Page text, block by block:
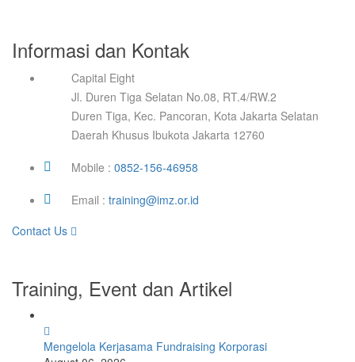
Informasi dan Kontak
Capital Eight
Jl. Duren Tiga Selatan No.08, RT.4/RW.2
Duren Tiga, Kec. Pancoran, Kota Jakarta Selatan
Daerah Khusus Ibukota Jakarta 12760
Mobile : 0852-156-46958
Email : training@imz.or.id
Contact Us
Training, Event dan Artikel
Mengelola Kerjasama Fundraising Korporasi